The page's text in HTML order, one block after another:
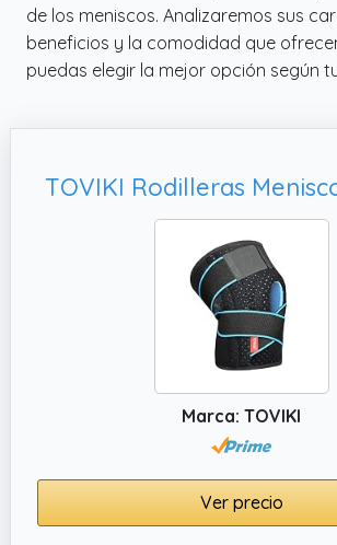
de los meniscos. Analizaremos sus
beneficios y la comodidad que
puedas elegir la mejor opción según
Marca: TOVIKI
Ver precio